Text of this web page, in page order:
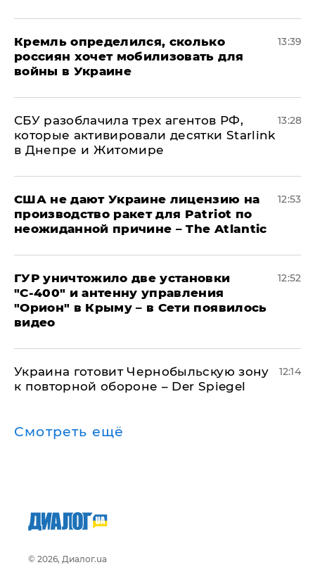
Кремль определился, сколько
россиян хочет мобилизовать для
войны в Украине
13:39
СБУ разоблачила трех агентов РФ,
которые активировали десятки Starlink
в Днепре и Житомире
13:28
США не дают Украине лицензию на
производство ракет для Patriot по
неожиданной причине – The Atlantic
12:53
ГУР уничтожило две установки
"С‑400" и антенну управления
"Орион" в Крыму – в Сети появилось
видео
12:52
Украина готовит Чернобыльскую зону
к повторной обороне – Der Spiegel
12:14
Смотреть ещё
© 2026, Диалог.ua